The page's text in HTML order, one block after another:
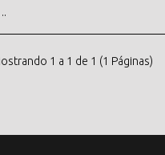
1 a 1 de 1 (1 Páginas)